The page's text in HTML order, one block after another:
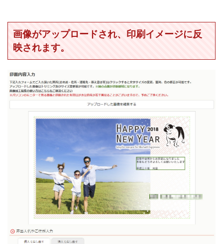
画像がアップロードされ、印刷イメージに反
映されます。